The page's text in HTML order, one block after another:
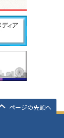
ページの先頭へ